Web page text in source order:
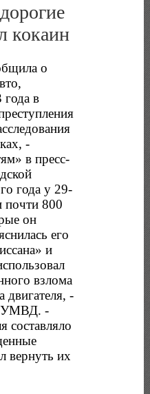
кокаин
о
в
-
в пресс-
года у 29-
почти 800
он
его
и
взлома
двигателя, -
УМВД. -
составляло
вернуть их